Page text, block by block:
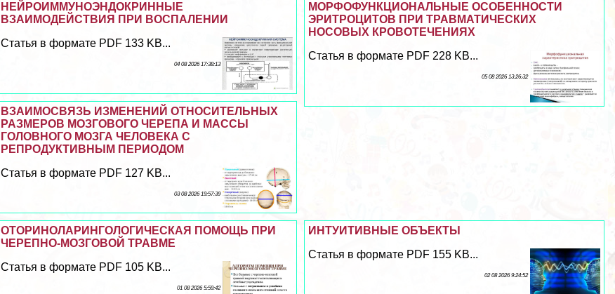
МОРФОФУНКЦИОНАЛЬНЫЕ ОСОБЕННОСТИ
ЭРИТРОЦИТОВ ПРИ ТРАВМАТИЧЕСКИХ
НОСОВЫХ КРОВОТЕЧЕНИЯХ
Статья в формате PDF 228 KB...
05 08 2026 13:26:32
НЕЙРОИММУНОЭНДОКРИННЫЕ
ВЗАИМОДЕЙСТВИЯ ПРИ ВОСПАЛЕНИИ
Статья в формате PDF 133 KB...
04 08 2026 17:38:13
ВЗАИМОСВЯЗЬ ИЗМЕНЕНИЙ ОТНОСИТЕЛЬНЫХ
РАЗМЕРОВ МОЗГОВОГО ЧЕРЕПА И МАССЫ
ГОЛОВНОГО МОЗГА ЧЕЛОВЕКА С
РЕПРОДУКТИВНЫМ ПЕРИОДОМ
Статья в формате PDF 127 KB...
03 08 2026 19:57:39
ИНТУИТИВНЫЕ ОБЪЕКТЫ
Статья в формате PDF 155 KB...
02 08 2026 9:24:52
ОТОРИНОЛАРИНГОЛОГИЧЕСКАЯ ПОМОЩЬ ПРИ
ЧЕРЕПНО-МОЗГОВОЙ ТРАВМЕ
Статья в формате PDF 105 KB...
01 08 2026 5:59:42